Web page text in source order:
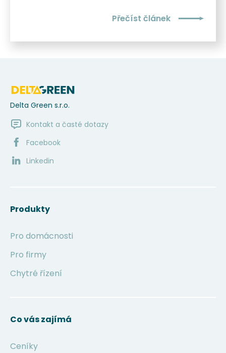
Přečíst článek
Delta Green s.r.o.
Kontakt a časté dotazy
Facebook
Linkedin
Produkty
Pro domácnosti
Pro firmy
Chytré řízení
Co vás zajímá
Ceníky